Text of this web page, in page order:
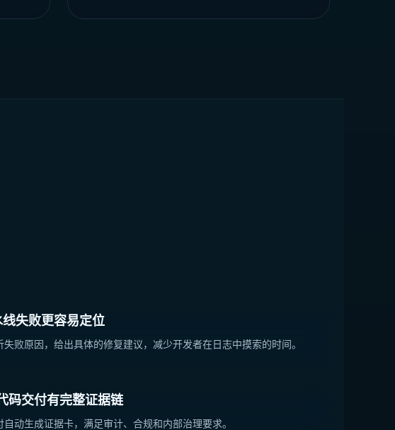
失败更容易定位
失败原因，给出具体的修复建议，减少开发者在日志中摸索的时间。
码交付有完整证据链
自动生成证据卡，满足审计、合规和内部治理要求。